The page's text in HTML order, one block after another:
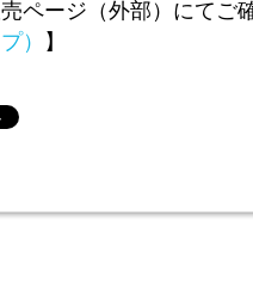
ページ（外部）にてご
） 】